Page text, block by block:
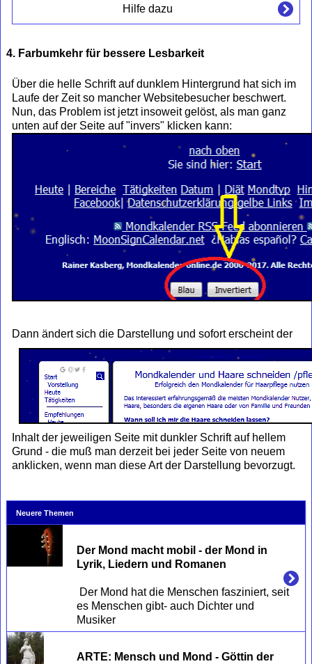
Hilfe dazu
4. Farbumkehr für bessere Lesbarkeit
Über die helle Schrift auf dunklem Hintergrund hat sich im
Laufe der Zeit so mancher Websitebesucher beschwert.
Nun, das Problem ist jetzt insoweit gelöst, als man ganz
unten auf der Seite auf "invers" klicken kann:
Dann ändert sich die Darstellung und sofort erscheint der
Inhalt der jeweiligen Seite mit dunkler Schrift auf hellem
Grund - die muß man derzeit bei jeder Seite von neuem
anklicken, wenn man diese Art der Darstellung bevorzugt.
Neuere Themen
Der Mond macht mobil - der Mond in
Lyrik, Liedern und Romanen
es Menschen gibt- auch Dichter und
ARTE: Mensch und Mond - Göttin der